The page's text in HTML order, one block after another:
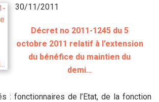
30/11/2011
Décret no 2011-1245 du 5
octobre 2011 relatif à l’extension
du bénéfice du maintien du
demi…
: fonctionnaires de l’Etat, de la fonction